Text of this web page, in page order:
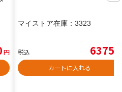
円
マイストア在庫： 3323
税込 6375
カートに入れる